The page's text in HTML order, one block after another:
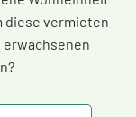
diese vermieten
erwachsenen